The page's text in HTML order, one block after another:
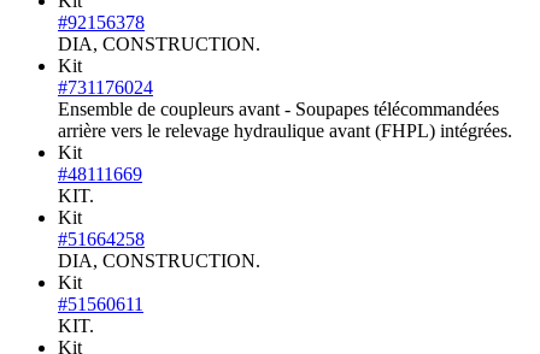
#92156378
DIA, CONSTRUCTION.
Kit
#731176024
Ensemble de coupleurs avant - Soupapes télécommandées
arrière vers le relevage hydraulique avant (FHPL) intégrées.
Kit
#48111669
KIT.
Kit
#51664258
DIA, CONSTRUCTION.
Kit
#51560611
KIT.
Kit